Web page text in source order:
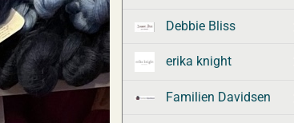
Debbie Bliss
erika knight
Familien Davidsen